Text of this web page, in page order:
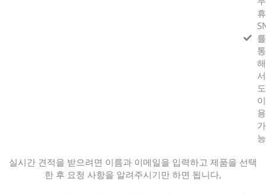
를
통
해
서
도
이
용
가
능
실시간 견적을 받으려면 이름과 이메일을 입력하고 제품을 선택
한 후 요청 사항을 알려주시기만 하면 됩니다,